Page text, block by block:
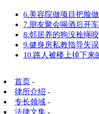
6.美容院做项目把脸
7.朋友聚会喝酒后开
8.邻居养的狗没拴绳
9.健身房私教指导失
10.路人被楼上掉下来
首页 -
律所介绍 -
专长领域 -
法律文集 -